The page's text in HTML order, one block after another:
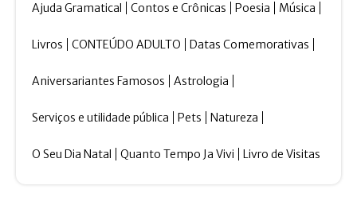
Ajuda Gramatical Contos e Crônicas Poesia Música
Livros CONTEÚDO ADULTO Datas Comemorativas
Aniversariantes Famosos Astrologia
Serviços e utilidade pública Pets Natureza
O Seu Dia Natal Quanto Tempo Ja Vivi Livro de Visitas